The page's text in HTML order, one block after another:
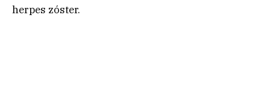
herpes zóster.